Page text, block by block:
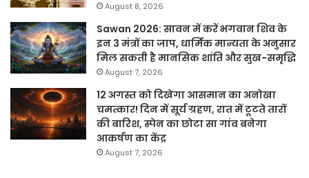
August 8, 2026
Sawan 2026: सावन में करें भगवान शिव के
इन 3 मंत्रों का जाप, धार्मिक मान्यता के अनुसार
मिल सकती है मानसिक शांति और सुख-समृद्धि
August 7, 2026
12 अगस्त को दिखेगा आसमान का अनोखा
चमत्कार! दिन में सूर्य ग्रहण, रात में टूटते तारों
की बारिश, स्पेन का छोटा सा गांव बनेगा
आकर्षण का केंद्र
August 7, 2026